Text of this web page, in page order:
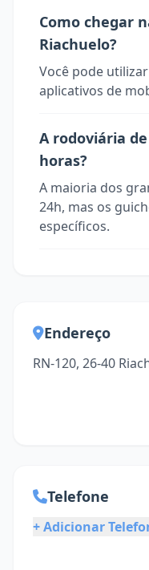
Como chegar
Riachuelo?
Você pode
aplicativos de
A rodoviária
horas?
A maioria dos
24h, mas os
específicos.
Endereço
RN-120, 26-40
Telefone
+ Adicionar